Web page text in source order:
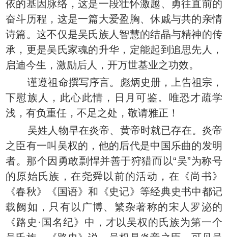
依的基因脉络，这是一段壮怀激越、勇往直前的
奋斗历程，这是一篇大爱盈胸、休戚与共的亲情
诗篇。这不仅是吴氏族人智慧的结晶与精神的传
承，更是吴氏家魂的升华，定能起到追思先人，
启迪今生，激励后人，开万世基业之功效。
谨遵祖命撰写序言。彪炳史册，上告祖宗，
下慰族人，此心此情，日月可鉴。唯恐才疏学
浅，有负重任，不足之处，敬请雅正！
吴姓人物早在炎帝、黄帝时就已存在。炎帝
之臣有一叫吴权的，他的后代是中国乐曲的发明
者。那个因勇敢剽悍并善于狩猎而以“吴”为称号
的原始氏族，在尧舜以前的活动，在《尚书》
《春秋》《国语》和《史记》等经典史书中都记
载阙如，只有以广博、繁杂著称的宋人罗泌的
《路史·国名纪》中，才以吴权的氏族为第一个